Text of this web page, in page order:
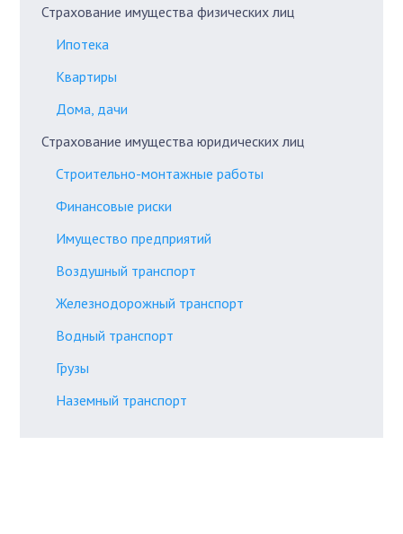
Страхование имущества физических лиц
Ипотека
Квартиры
Дома, дачи
Страхование имущества юридических лиц
Строительно-монтажные работы
Финансовые риски
Имущество предприятий
Воздушный транспорт
Железнодорожный транспорт
Водный транспорт
Грузы
Наземный транспорт